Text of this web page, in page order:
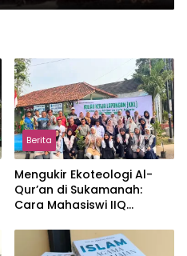
Berita
Mengukir Ekoteologi Al-
Qur’an di Sukamanah:
Cara Mahasiswi IIQ
Jonggol